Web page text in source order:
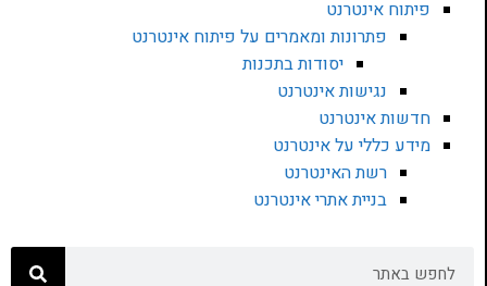
פיתוח אינטרנט
פתרונות ומאמרים על פיתוח אינטרנט
יסודות בתכנות
נגישות אינטרנט
חדשות אינטרנט
מידע כללי על אינטרנט
רשת האינטרנט
בניית אתרי אינטרנט